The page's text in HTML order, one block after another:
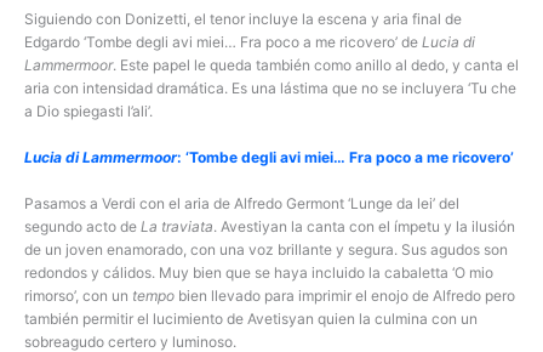
Siguiendo con Donizetti, el tenor incluye la escena y aria final de
Edgardo ‘Tombe degli avi miei… Fra poco a me ricovero’ de Lucia di
Lammermoor. Este papel le queda también como anillo al dedo, y canta el
aria con intensidad dramática. Es una lástima que no se incluyera ‘Tu che
a Dio spiegasti l’ali’.
Lucia di Lammermoor: ‘Tombe degli avi miei… Fra poco a me ricovero’
Pasamos a Verdi con el aria de Alfredo Germont ‘Lunge da lei’ del
segundo acto de La traviata. Avestiyan la canta con el ímpetu y la ilusión
de un joven enamorado, con una voz brillante y segura. Sus agudos son
redondos y cálidos. Muy bien que se haya incluido la cabaletta ‘O mio
rimorso’, con un tempo bien llevado para imprimir el enojo de Alfredo pero
también permitir el lucimiento de Avetisyan quien la culmina con un
sobreagudo certero y luminoso.